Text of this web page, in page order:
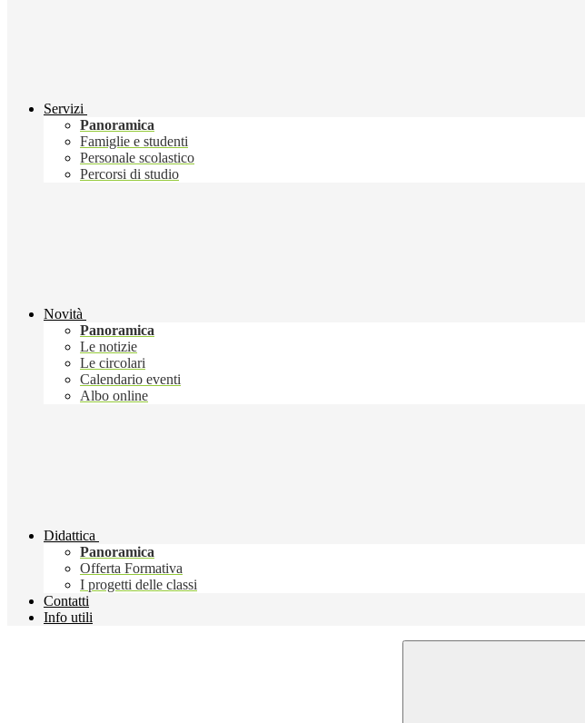
Servizi
Panoramica
Famiglie e studenti
Personale scolastico
Percorsi di studio
Novità
Panoramica
Le notizie
Le circolari
Calendario eventi
Albo online
Didattica
Panoramica
Offerta Formativa
I progetti delle classi
Contatti
Info utili